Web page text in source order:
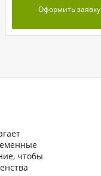
Оформить заявку
чтобы